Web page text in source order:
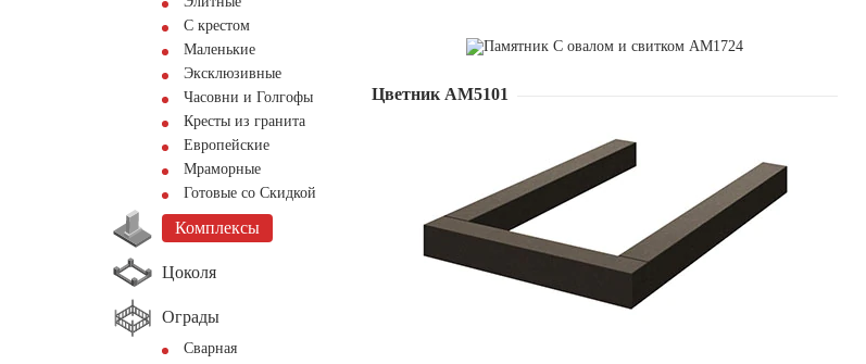
С крестом
Маленькие
Эксклюзивные
Часовни и Голгофы
Кресты из гранита
Европейские
Мраморные
Готовые со Скидкой
Комплексы
Цоколя
Ограды
Сварная
Цветник АМ5101